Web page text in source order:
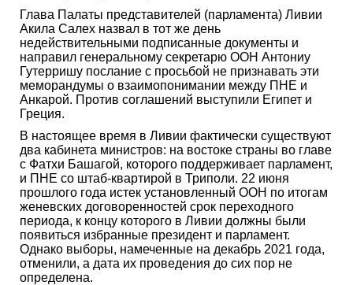
Глава Палаты представителей (парламента) Ливии
Акила Салех назвал в тот же день
недействительными подписанные документы и
направил генеральному секретарю ООН Антониу
Гутерришу послание с просьбой не признавать эти
меморандумы о взаимопонимании между ПНЕ и
Анкарой. Против соглашений выступили Египет и
Греция.
В настоящее время в Ливии фактически существуют
два кабинета министров: на востоке страны во главе
с Фатхи Башагой, которого поддерживает парламент,
и ПНЕ со штаб-квартирой в Триполи. 22 июня
прошлого года истек установленный ООН по итогам
женевских договоренностей срок переходного
периода, к концу которого в Ливии должны были
появиться избранные президент и парламент.
Однако выборы, намеченные на декабрь 2021 года,
отменили, а дата их проведения до сих пор не
определена.